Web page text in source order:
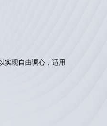
实现自由调心，适用